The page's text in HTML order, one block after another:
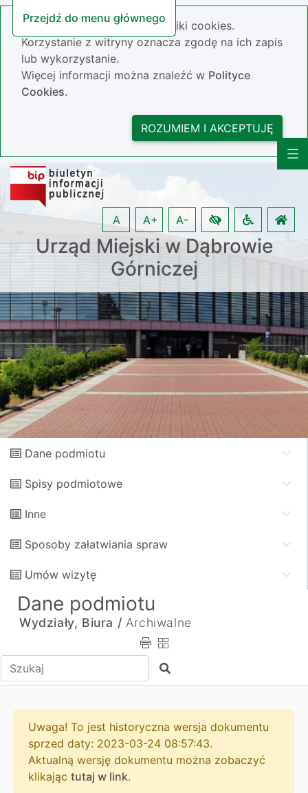
Przejdź do menu głównego
Nasza strona wykorzystuje pliki cookies.
Korzystanie z witryny oznacza zgodę na ich zapis
lub wykorzystanie.
Więcej informacji można znaleźć w Polityce
Cookies.
ROZUMIEM I AKCEPTUJĘ
Urząd Miejski w Dąbrowie
Górniczej
A A+ A-
Dane podmiotu
Spisy podmiotowe
Inne
Sposoby załatwiania spraw
Umów wizytę
Dane podmiotu
Wydziały, Biura / Archiwalne
Wpisz tekst do wyszukania Szukaj
Uwaga! To jest historyczna wersja dokumentu
sprzed daty: 2023-03-24 08:57:43.
Aktualną wersję dokumentu można zobaczyć
klikając tutaj w link.